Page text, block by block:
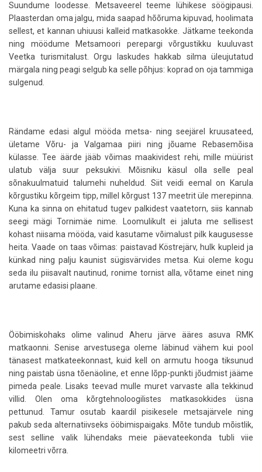
Suundume loodesse. Metsaveerel teeme lühikese söögipausi.
Plaasterdan oma jalgu, mida saapad hõõruma kipuvad, hoolimata
sellest, et kannan uhiuusi kalleid matkasokke. Jätkame teekonda
ning möödume Metsamoori perepargi võrgustikku kuuluvast
Veetka turismitalust. Orgu laskudes hakkab silma üleujutatud
märgala ning peagi selgub ka selle põhjus: koprad on oja tammiga
sulgenud.
Rändame edasi algul mööda metsa- ning seejärel kruusateed,
ületame Võru- ja Valgamaa piiri ning jõuame Rebasemõisa
külasse. Tee äärde jääb võimas maakividest rehi, mille müürist
ulatub välja suur peksukivi. Mõisniku käsul olla selle peal
sõnakuulmatuid talumehi nuheldud. Siit veidi eemal on Karula
kõrgustiku kõrgeim tipp, millel kõrgust 137 meetrit üle merepinna.
Kuna ka sinna on ehitatud tugev palkidest vaatetorn, siis kannab
seegi mägi Tornimäe nime. Loomulikult ei jaluta me sellisest
kohast niisama mööda, vaid kasutame võimalust pilk kaugusesse
heita. Vaade on taas võimas: paistavad Köstrejärv, hulk kupleid ja
künkad ning palju kaunist sügisvärvides metsa. Kui oleme kogu
seda ilu piisavalt nautinud, ronime tornist alla, võtame einet ning
arutame edasisi plaane.
Ööbimiskohaks olime valinud Aheru järve ääres asuva RMK
matkaonni. Senise arvestusega oleme läbinud vähem kui pool
tänasest matkateekonnast, kuid kell on armutu hooga tiksunud
ning paistab üsna tõenäoline, et enne lõpp-punkti jõudmist jääme
pimeda peale. Lisaks teevad mulle muret varvaste alla tekkinud
villid. Olen oma kõrgtehnoloogilistes matkasokkides üsna
pettunud. Tamur osutab kaardil pisikesele metsajärvele ning
pakub seda alternatiivseks ööbimispaigaks. Mõte tundub mõistlik,
sest selline valik lühendaks meie päevateekonda tubli viie
kilomeetri võrra.